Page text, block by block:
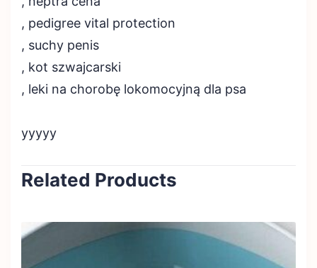
, pedigree vital protection
, suchy penis
, kot szwajcarski
, leki na chorobę lokomocyjną dla psa
yyyyy
Related Products